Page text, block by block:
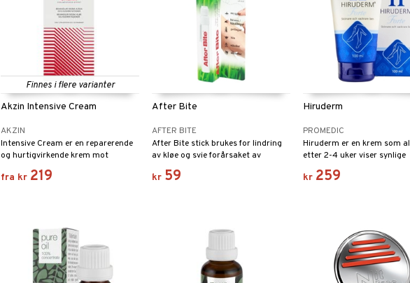
Finnes i flere varianter
Akzin Intensive Cream
AKZIN
Intensive Cream er en reparerende
og hurtigvirkende krem mot
hudproblemer på kroppen og i
ansiktet. Uparfymert. Uten
fra kr 219
After Bite
AFTER BITE
After Bite stick brukes for lindring
av kløe og svie forårsaket av
insektsbitt og stikk.
kr 59
Hiruderm
PROMEDIC
Hiruderm er en krem som
etter 2-4 uker viser synlige
resultater på blåmerker,
kosmetisk generende kar
kr 259